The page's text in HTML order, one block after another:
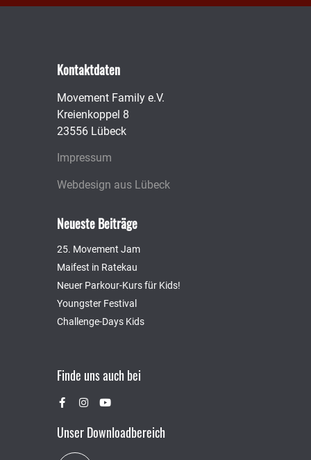
Kontaktdaten
Movement Family e.V.
Kreienkoppel 8
23556 Lübeck
Impressum
Webdesign aus Lübeck
Neueste Beiträge
25. Movement Jam
Maifest in Ratekau
Neuer Parkour-Kurs für Kids!
Youngster Festival
Challenge-Days Kids
Finde uns auch bei
Unser Downloadbereich